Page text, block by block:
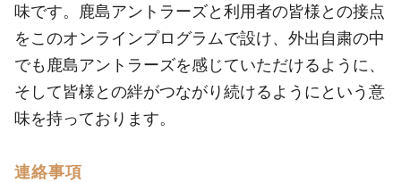
味です。鹿島アントラーズと利用者の皆様との接点
をこのオンラインプログラムで設け、外出自粛の中
でも鹿島アントラーズを感じていただけるように、
そして皆様との絆がつながり続けるようにという意
味を持っております。
連絡事項